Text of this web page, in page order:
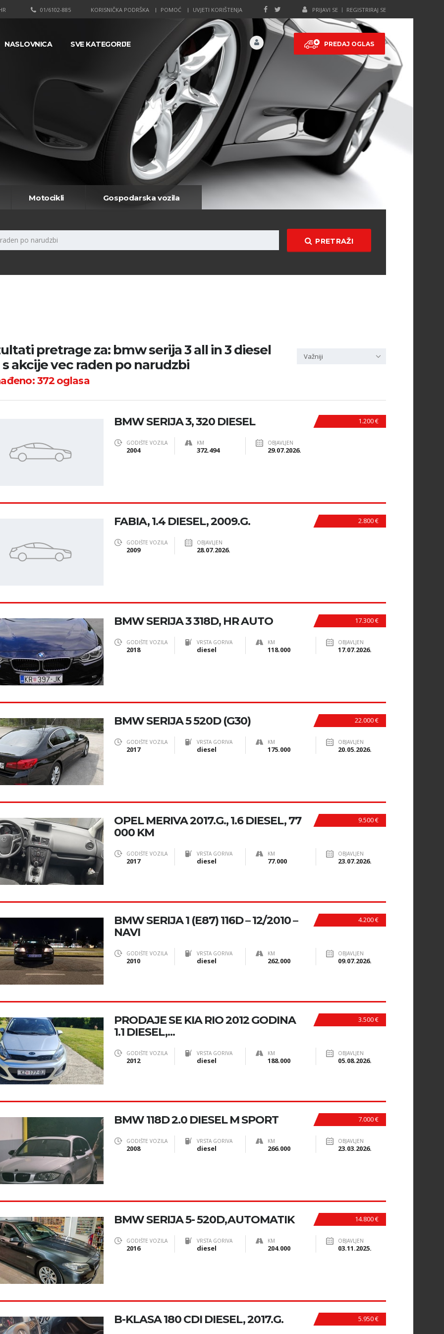
PRIJAVI SE REGISTRIRAJ SE
KORISNIČKA PODRŠKA POMOĆ UVJETI KORIŠTENJA
01/6102-885
PREDAJ OGLAS
NASLOVNICA SVE KATEGORIJE
Motocikli Gospodarska vozila
PRETRAŽI
pretrage za: bmw serija 3 all in 3 diesel
akcije vec raden po narudzbi
372oglasa
Važniji
1.200 €
BMW SERIJA 3, 320 DIESEL
GODIŠTE VOZILA
2004
KM
372.494
OBJAVLJEN
29.07.2026.
2.800 €
FABIA, 1.4 DIESEL, 2009.G.
GODIŠTE VOZILA
2009
OBJAVLJEN
28.07.2026.
17.300 €
BMW SERIJA 3 318D, HR AUTO
GODIŠTE VOZILA
2018
VRSTA GORIVA
diesel
KM
118.000
OBJAVLJEN
17.07.2026.
22.000 €
BMW SERIJA 5 520D (G30)
GODIŠTE VOZILA
2017
VRSTA GORIVA
diesel
KM
175.000
OBJAVLJEN
20.05.2026.
9.500 €
OPEL MERIVA 2017.G., 1.6 DIESEL, 77
000 KM
GODIŠTE VOZILA
2017
VRSTA GORIVA
diesel
KM
77.000
OBJAVLJEN
23.07.2026.
4.200 €
BMW SERIJA 1 (E87) 116D – 12/2010 –
NAVI
GODIŠTE VOZILA
2010
VRSTA GORIVA
diesel
KM
262.000
OBJAVLJEN
09.07.2026.
3.500 €
PRODAJE SE KIA RIO 2012 GODINA
1.1 DIESEL,...
GODIŠTE VOZILA
2012
VRSTA GORIVA
diesel
KM
188.000
OBJAVLJEN
05.08.2026.
7.000 €
BMW 118D 2.0 DIESEL M SPORT
GODIŠTE VOZILA
2008
VRSTA GORIVA
diesel
KM
266.000
OBJAVLJEN
23.03.2026.
14.800 €
BMW SERIJA 5- 520D,AUTOMATIK
GODIŠTE VOZILA
2016
VRSTA GORIVA
diesel
KM
204.000
OBJAVLJEN
03.11.2025.
5.950 €
B-KLASA 180 CDI DIESEL, 2017.G.